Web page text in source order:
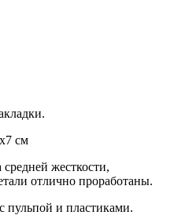
см
жесткости,
отлично проработаны.
пульпой и пластиками.